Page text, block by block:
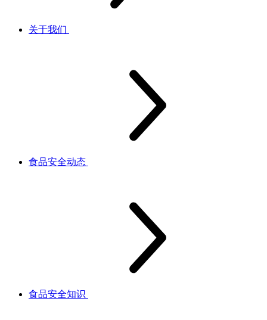
关于我们
食品安全动态
食品安全知识